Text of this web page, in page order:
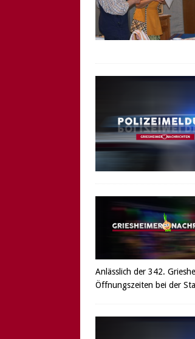
Anlässlich der 342.
Öffnungszeiten bei der